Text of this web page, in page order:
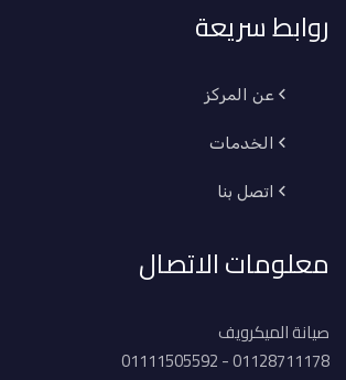
روابط سريعة
عن المركز
الخدمات
اتصل بنا
معلومات الاتصال
صيانة الميكرويف
01128711178 - 01111505592